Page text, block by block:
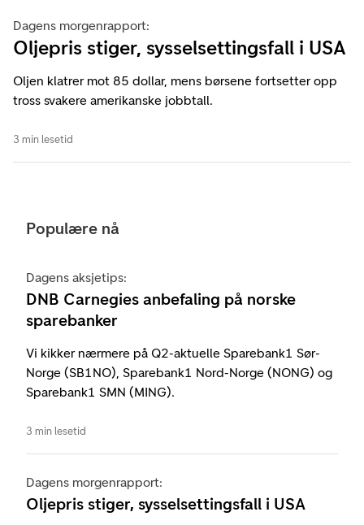
Dagens morgenrapport:
Oljepris stiger, sysselsettingsfall i USA
Oljen klatrer mot 85 dollar, mens børsene fortsetter opp
tross svakere amerikanske jobbtall.
3 min lesetid
Populære nå
Dagens aksjetips:
DNB Carnegies anbefaling på norske
sparebanker
Vi kikker nærmere på Q2-aktuelle Sparebank1 Sør-
Norge (SB1NO), Sparebank1 Nord-Norge (NONG) og
Sparebank1 SMN (MING).
3 min lesetid
Dagens morgenrapport:
Oljepris stiger, sysselsettingsfall i USA